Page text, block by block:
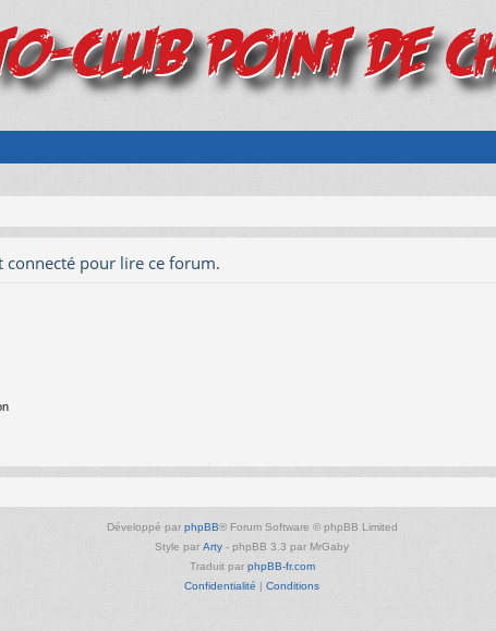
connecté pour lire ce forum.
Développé par phpBB® Forum Software © phpBB Limited
Style par Arty - phpBB 3.3 par MrGaby
Traduit par phpBB-fr.com
Confidentialité | Conditions